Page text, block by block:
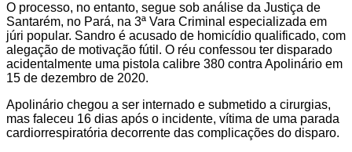
O processo, no entanto, segue sob análise da Justiça de
Santarém, no Pará, na 3ª Vara Criminal especializada em
júri popular. Sandro é acusado de homicídio qualificado, com
alegação de motivação fútil. O réu confessou ter disparado
acidentalmente uma pistola calibre 380 contra Apolinário em
15 de dezembro de 2020.
Apolinário chegou a ser internado e submetido a cirurgias,
mas faleceu 16 dias após o incidente, vítima de uma parada
cardiorrespiratória decorrente das complicações do disparo.